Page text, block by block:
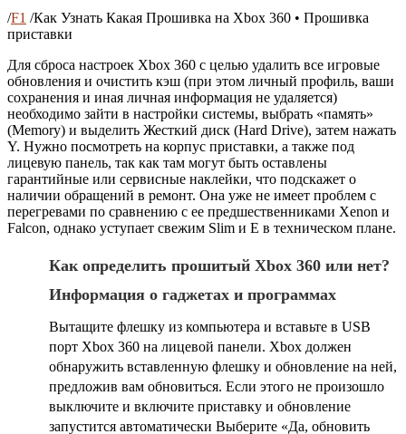
/F1 /Как Узнать Какая Прошивка на Xbox 360 • Прошивка
приставки
Для сброса настроек Xbox 360 с целью удалить все игровые
обновления и очистить кэш (при этом личный профиль, ваши
сохранения и иная личная информация не удаляется)
необходимо зайти в настройки системы, выбрать «память»
(Memory) и выделить Жесткий диск (Hard Drive), затем нажать
Y. Нужно посмотреть на корпус приставки, а также под
лицевую панель, так как там могут быть оставлены
гарантийные или сервисные наклейки, что подскажет о
наличии обращений в ремонт. Она уже не имеет проблем с
перегревами по сравнению с ее предшественниками Xenon и
Falcon, однако уступает свежим Slim и E в техническом плане.
Как определить прошитый Xbox 360 или нет?
Информация о гаджетах и программах
Вытащите флешку из компьютера и вставьте в USB
порт Xbox 360 на лицевой панели. Xbox должен
обнаружить вставленную флешку и обновление на ней,
предложив вам обновиться. Если этого не произошло
выключите и включите приставку и обновление
запустится автоматически Выберите «Да, обновить